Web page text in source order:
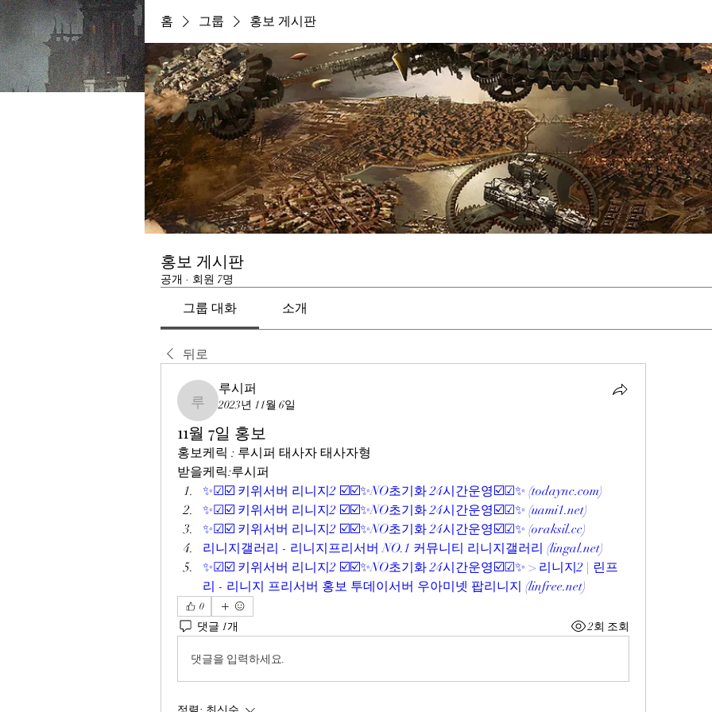
홈 그룹 홍보 게시판
홍보 게시판
공개 · 회원 7명
그룹 대화 소개
뒤로
루시퍼
루시퍼
2023년 11월 6일
11월 7일 홍보
홍보케릭 : 루시퍼 태사자 태사자형
받을케릭:루시퍼
✨☑☑️ 키위서버 리니지2 ☑️☑️✨NO초기화 24시간운영☑️☑✨ (todaync.com)
✨☑☑️ 키위서버 리니지2 ☑️☑️✨NO초기화 24시간운영☑️☑✨ (uami1.net)
✨☑☑️ 키위서버 리니지2 ☑️☑️✨NO초기화 24시간운영☑️☑✨ (oraksil.cc)
리니지갤러리 - 리니지프리서버 NO.1 커뮤니티 리니지갤러리 (lingal.net)
✨☑☑️ 키위서버 리니지2 ☑️☑️✨NO초기화 24시간운영☑️☑✨ > 리니지2 | 린프
리 - 리니지 프리서버 홍보 투데이서버 우아미넷 팝리니지 (linfree.net)
0
댓글 1개 2회 조회
댓글을 입력하세요.